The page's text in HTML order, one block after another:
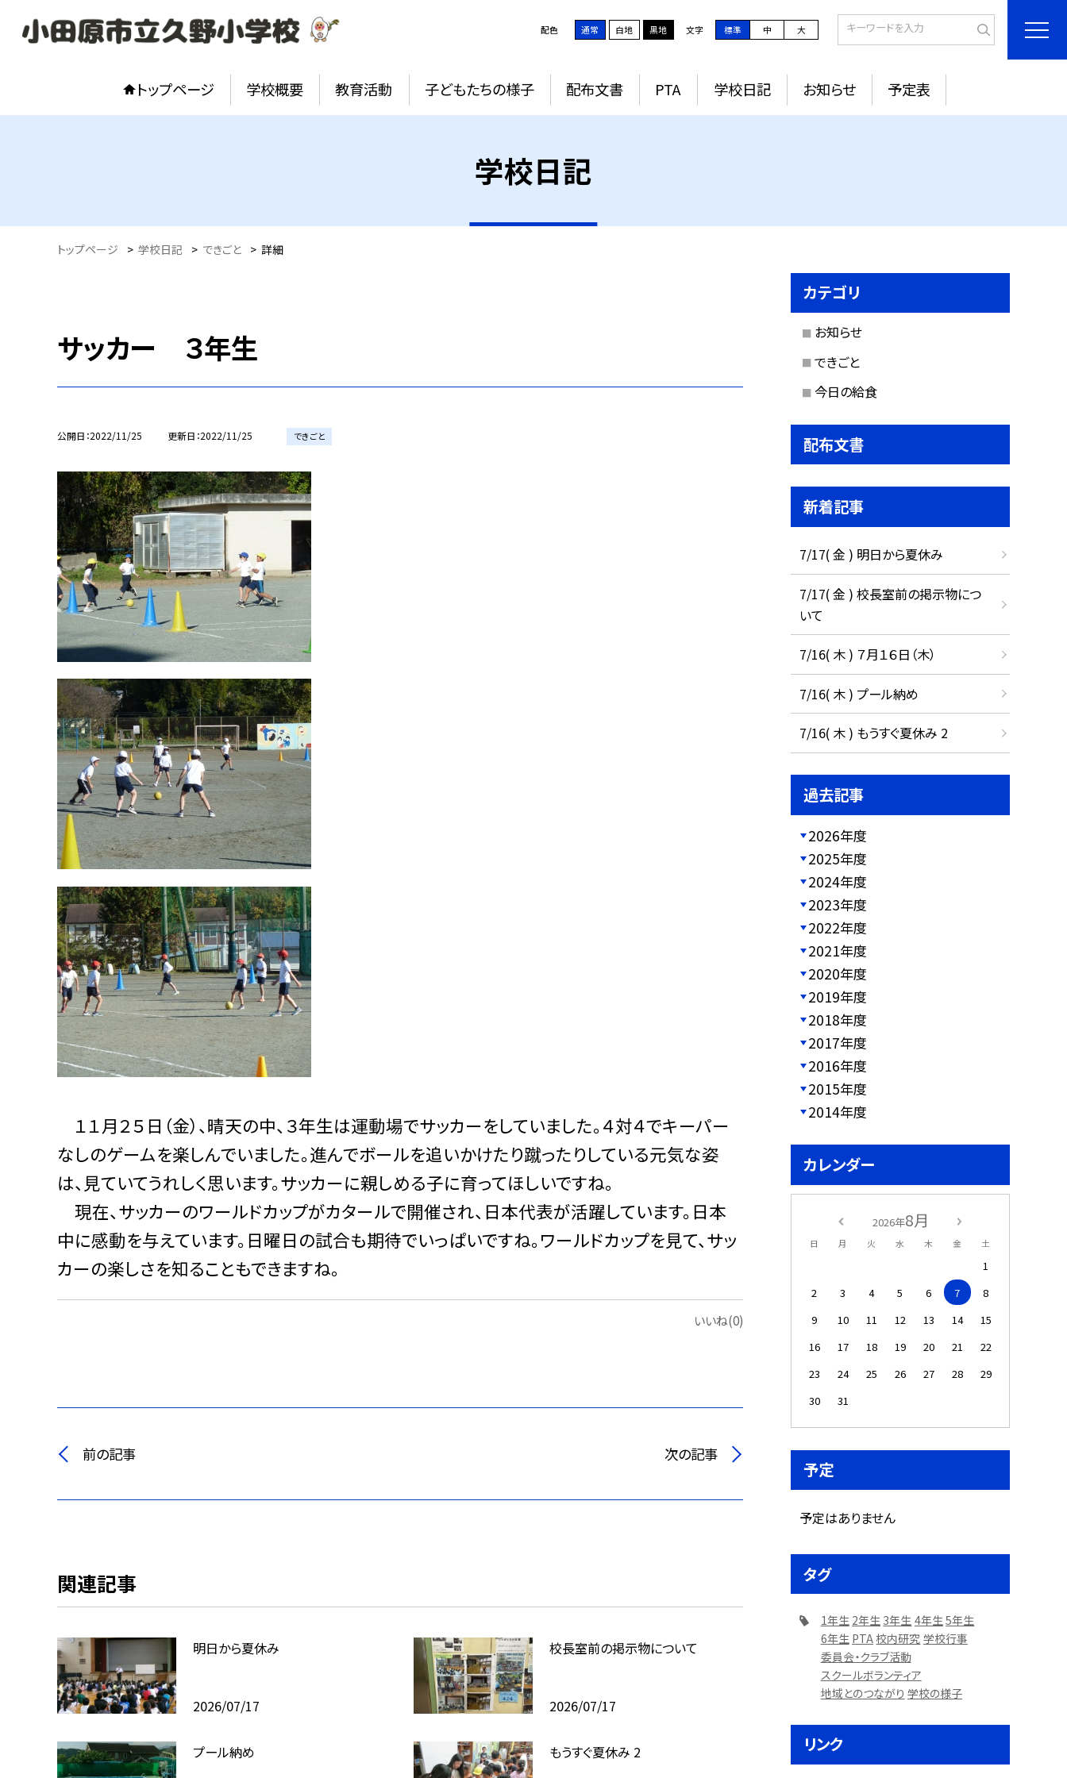
配色 通常 白地 黒地 文字 標準 中 大
トップページ 学校概要 教育活動 子どもたちの様子 配布文書 PTA 学校日記 お知らせ 予定表
学校日記
トップページ > 学校日記 > できごと > 詳細
サッカー ３年生
公開日 2022/11/25 更新日 2022/11/25 できごと
１１月２５日（金）、晴天の中、３年生は運動場でサッカーをしていました。４対４でキーパー
なしのゲームを楽しんでいました。進んでボールを追いかけたり蹴ったりしている元気な姿
は、見ていてうれしく思います。サッカーに親しめる子に育ってほしいですね。
現在、サッカーのワールドカップがカタールで開催され、日本代表が活躍しています。日本
中に感動を与えています。日曜日の試合も期待でいっぱいですね。ワールドカップを見て、サッ
カーの楽しさを知ることもできますね。
いいね(0)
前の記事 次の記事
関連記事
明日から夏休み
2026/07/17
校長室前の掲示物について
2026/07/17
プール納め もうすぐ夏休み 2
カテゴリ
お知らせ
できごと
今日の給食
配布文書
新着記事
7/17( 金 ) 明日から夏休み
7/17( 金 ) 校長室前の掲示物につ
いて
7/16( 木 ) ７月１６日（木）
7/16( 木 ) プール納め
7/16( 木 ) もうすぐ夏休み 2
過去記事
2026年度
2025年度
2024年度
2023年度
2022年度
2021年度
2020年度
2019年度
2018年度
2017年度
2016年度
2015年度
2014年度
カレンダー
2026年8月
日 月 火 水 木 金 土
1
2
3 4 5 6 7
8
9
10 11 12 13 14
15
16
17 18 19 20 21
22
23
24 25 26 27 28
29
30
31
予定
予定はありません
タグ
1年生 2年生 3年生 4年生 5年生
6年生 PTA 校内研究 学校行事
委員会・クラブ活動
スクールボランティア
地域とのつながり 学校の様子
リンク